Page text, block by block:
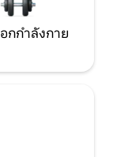
กกำลังกาย